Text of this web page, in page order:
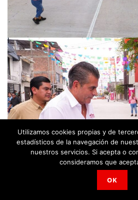
Utilizamos cookies propias y de
estadísticos de la navegación de
nuestros servicios. Si acepta o
consideramos que
OK